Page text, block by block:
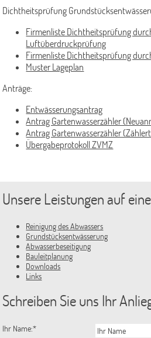
Kanalbetrieb
Kanalplanung
Regenrückhaltebecken
Ansprechpartner/-innen
Kläranlage
Wie funktioniert die Abwasserreinigung
Ausbildung auf der Kläranlage
Der Umwelt zuliebe
Ansprechpartner/-innen
Grundstücksentwässerung
Dichtheitsprüfung bis zum 31.12.2040
Rechtliche Grundlagen
Wer darf prüfen?
Dichtheitsprüfung
Firmenliste Dichtheitsprüfung
Luftüberdruckprüfung
Firmenliste Dichtheitsprüfung
Muster Lageplan
Anträge:
Entwässerungsantrag
Antrag Gartenwasserzähler
Antrag Gartenwasserzähler
Übergabeprotokoll ZVMZ
Unsere Leistungen auf
Reinigung des Abwassers
Grundstücksentwässerung
Abwasserbeseitigung
Bauleitplanung
Downloads
Links
Schreiben Sie uns Ihr
Ihr Name:*